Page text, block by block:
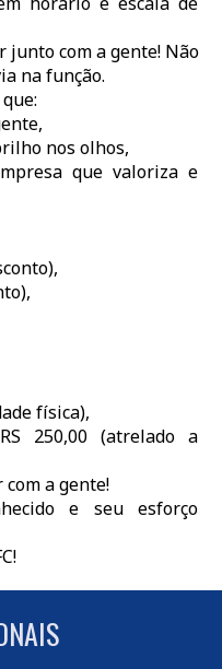
junto com a gente! Não
na função.
nos olhos,
que valoriza e
física),
250,00 (atrelado a
a gente!
e seu esforço